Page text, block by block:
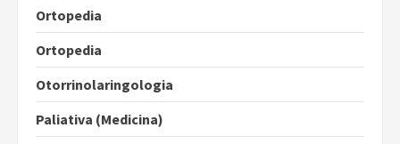
Ortopedia
Ortopedia
Otorrinolaringologia
Paliativa (Medicina)